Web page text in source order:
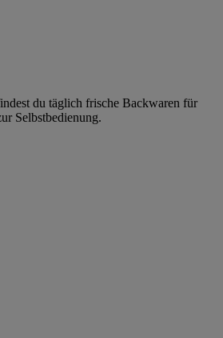
du täglich frische Backwaren für
Selbstbedienung.